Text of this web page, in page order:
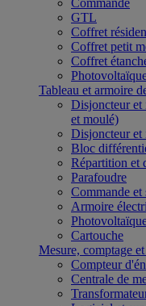
Commande
GTL
Coffret
Coffret petit
Coffret
Tableau et armoire
Disjoncteur et
et moulé)
Disjoncteur et
Bloc
Répartition et
Parafoudre
Commande et
Armoire
Cartouche
Mesure, comptage
Compteur
Centrale de